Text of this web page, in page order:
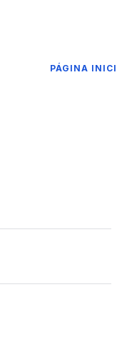
PÁGINA